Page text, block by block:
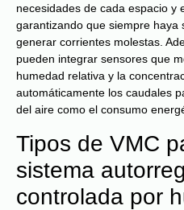
necesidades de cada espacio y
garantizando que siempre haya
generar corrientes molestas.
pueden integrar sensores que
humedad relativa y la
automáticamente los caudales
del aire como el consumo
Tipos de VMC
sistema
controlada por